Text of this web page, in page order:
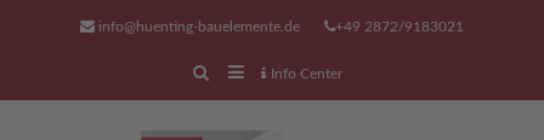
info@huenting-bauelemente.de +49 2872/9183021
Info Center